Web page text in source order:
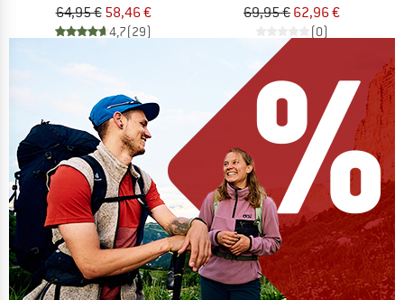
64,95 € 58,46 €
4,7(29)
69,95 € 62,96 €
(0)